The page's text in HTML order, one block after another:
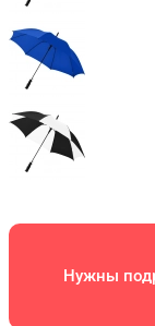
Нужны